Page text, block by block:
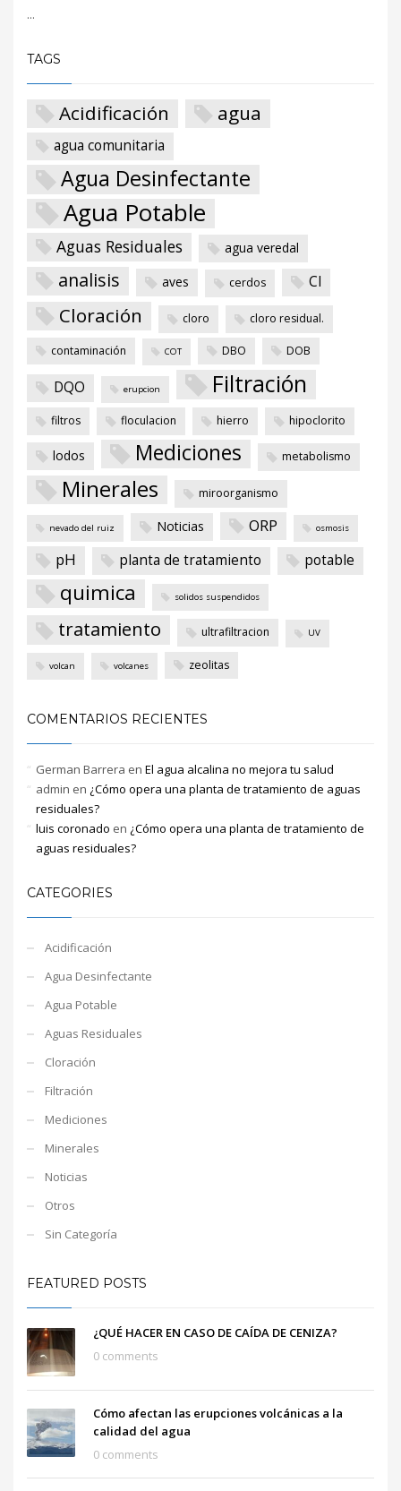
...
TAGS
Acidificación agua
agua comunitaria
Agua Desinfectante
Agua Potable
Aguas Residuales agua veredal
analisis aves cerdos Cl
Cloración cloro cloro residual.
contaminación COT DBO DOB
DQO erupcion Filtración
filtros floculacion hierro hipoclorito
lodos Mediciones metabolismo
Minerales miroorganismo
nevado del ruiz Noticias ORP osmosis
pH planta de tratamiento potable
quimica solidos suspendidos
tratamiento ultrafiltracion UV
volcan volcanes zeolitas
COMENTARIOS RECIENTES
German Barrera en El agua alcalina no mejora tu salud
admin en ¿Cómo opera una planta de tratamiento de aguas
residuales?
luis coronado en ¿Cómo opera una planta de tratamiento de
aguas residuales?
CATEGORIES
Acidificación
Agua Desinfectante
Agua Potable
Aguas Residuales
Cloración
Filtración
Mediciones
Minerales
Noticias
Otros
Sin Categoría
FEATURED POSTS
¿QUÉ HACER EN CASO DE CAÍDA DE CENIZA?
0 comments
Cómo afectan las erupciones volcánicas a la
calidad del agua
0 comments